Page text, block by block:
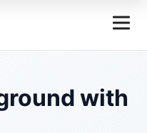
with